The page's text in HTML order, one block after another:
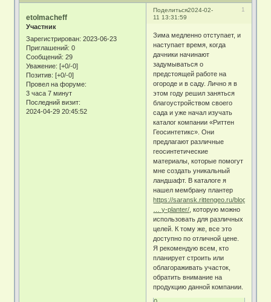
Поделиться 1
2024-02-
11 13:31:59
etolmacheff
Участник
Зарегистрирован: 2023-06-23
Приглашений: 0
Сообщений: 29
Уважение: [+0/-0]
Позитив: [+0/-0]
Провел на форуме:
3 часа 7 минут
Последний визит:
2024-04-29 20:45:52
Зима медленно отступает, и
наступает время, когда
дачники начинают
задумываться о
предстоящей работе на
огороде и в саду. Лично я в
этом году решил заняться
благоустройством своего
сада и уже начал изучать
каталог компании «Риттен
Геосинтетикс». Они
предлагают различные
геосинтетические
материалы, которые помогут
мне создать уникальный
ландшафт. В каталоге я
нашел мембрану плантер
https://saransk.rittengeo.ru/blog/produ
… y-planter/ , которую можно
использовать для различных
целей. К тому же, все это
доступно по отличной цене.
Я рекомендую всем, кто
планирует строить или
облагораживать участок,
обратить внимание на
продукцию данной компании.